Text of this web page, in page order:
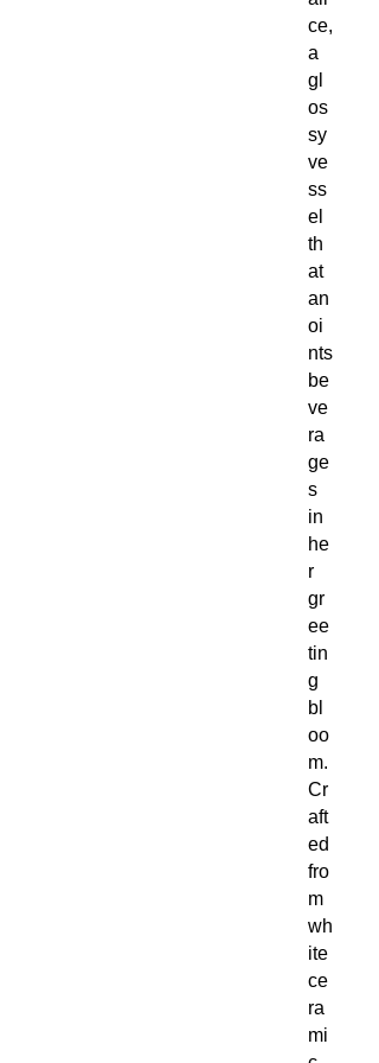
ce,
a
gl
os
sy
ve
ss
el
th
at
an
oi
nts
be
ve
ra
ge
s
in
he
r
gr
ee
tin
g
bl
oo
m.
Cr
aft
ed
fro
m
wh
ite
ce
ra
mi